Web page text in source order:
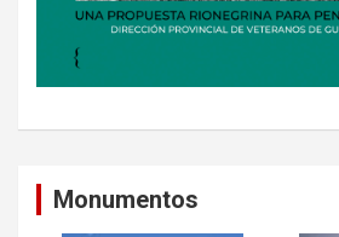
Monumentos